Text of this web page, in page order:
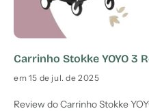
Carrinho Stokke YOYO 3
em 15 de jul. de 2025
Review do Carrinho Stokke